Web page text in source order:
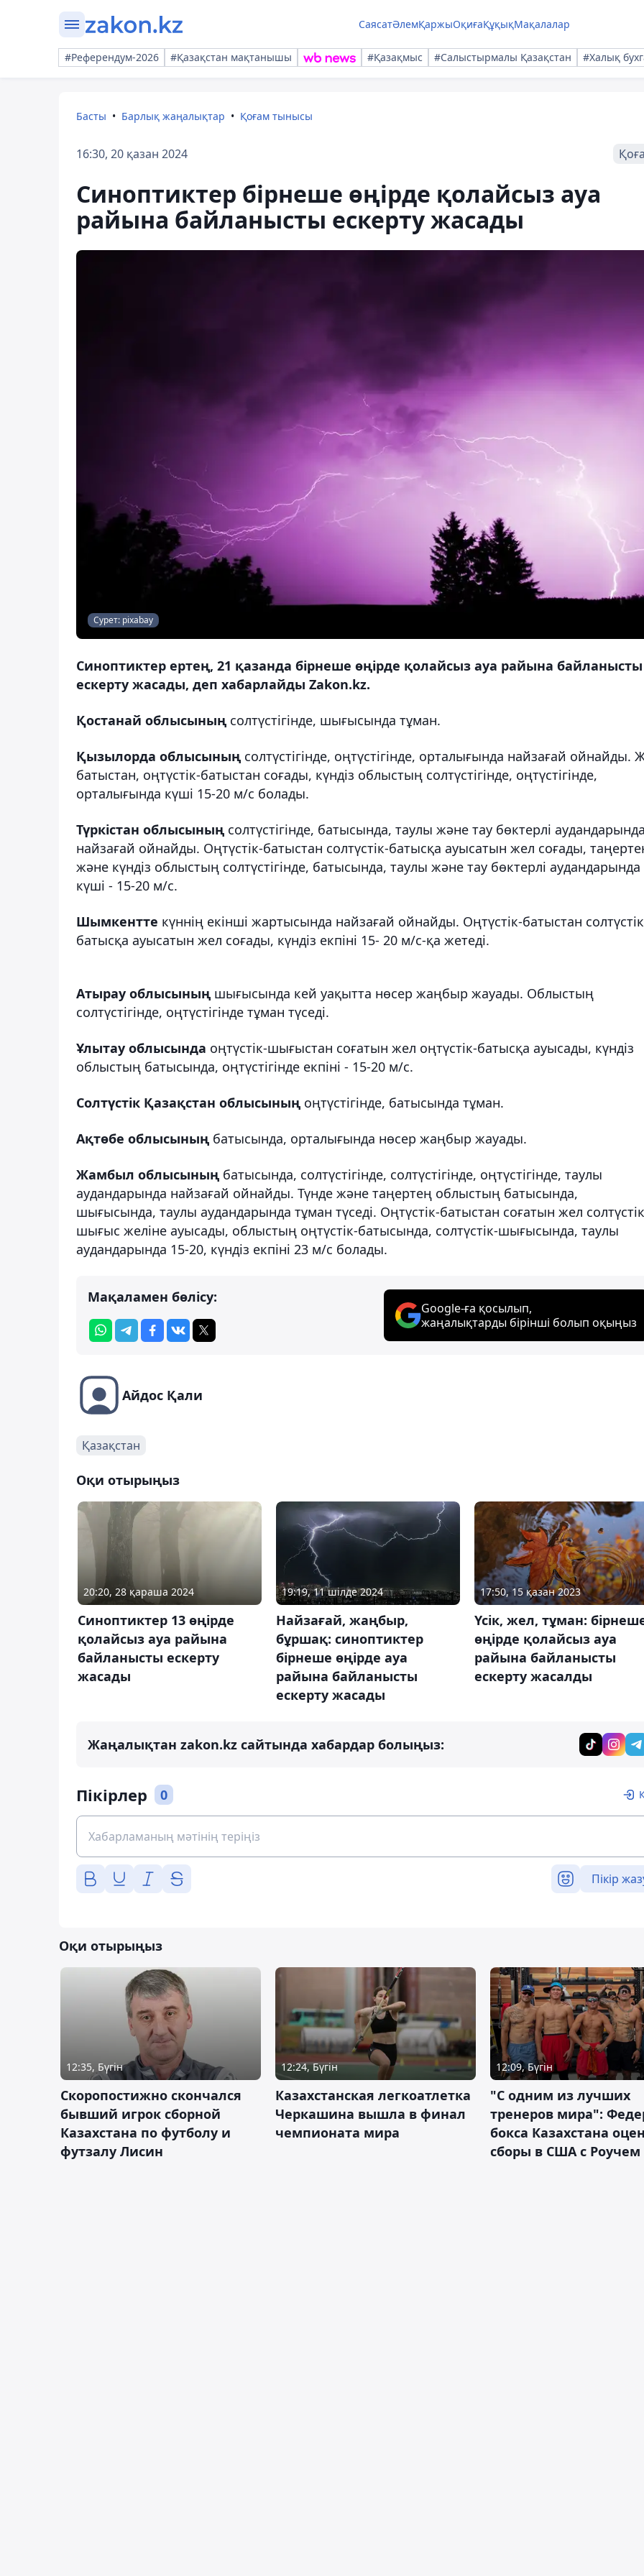
СаясатӘлемҚаржыОқиғаҚұқықМақалалар
#Референдум-2026 #Қазақстан мақтанышы #Қазақмыс #Салыстырмалы Қазақстан #Халық
Басты Барлық жаңалықтар Қоғам тынысы
16:30, 20 қазан 2024
Синоптиктер бірнеше өңірде қолайсыз ауа
райына байланысты ескерту жасады
Сурет: pixabay
Синоптиктер ертең, 21 қазанда бірнеше өңірде қолайсыз ауа райына байланысты
ескерту жасады, деп хабарлайды Zakon.kz.
Қостанай облысының солтүстігінде, шығысында тұман.
Қызылорда облысының солтүстігінде, оңтүстігінде, орталығында найзағай ойнайды.
батыстан, оңтүстік-батыстан соғады, күндіз облыстың солтүстігінде, оңтүстігінде,
орталығында күші 15-20 м/с болады.
Түркістан облысының солтүстігінде, батысында, таулы және тау бөктерлі
найзағай ойнайды. Оңтүстік-батыстан солтүстік-батысқа ауысатын жел соғады,
және күндіз облыстың солтүстігінде, батысында, таулы және тау бөктерлі аудандарында
күші - 15-20 м/с.
Шымкентте күннің екінші жартысында найзағай ойнайды. Оңтүстік-батыстан
батысқа ауысатын жел соғады, күндіз екпіні 15- 20 м/с-қа жетеді.
Атырау облысының шығысында кей уақытта нөсер жаңбыр жауады. Облыстың
солтүстігінде, оңтүстігінде тұман түседі.
Ұлытау облысында оңтүстік-шығыстан соғатын жел оңтүстік-батысқа ауысады, күндіз
облыстың батысында, оңтүстігінде екпіні - 15-20 м/с.
Солтүстік Қазақстан облысының оңтүстігінде, батысында тұман.
Ақтөбе облысының батысында, орталығында нөсер жаңбыр жауады.
Жамбыл облысының батысында, солтүстігінде, солтүстігінде, оңтүстігінде, таулы
аудандарында найзағай ойнайды. Түнде және таңертең облыстың батысында,
шығысында, таулы аудандарында тұман түседі. Оңтүстік-батыстан соғатын жел
шығыс желіне ауысады, облыстың оңтүстік-батысында, солтүстік-шығысында, таулы
аудандарында 15-20, күндіз екпіні 23 м/с болады.
Мақаламен бөлісу:
Google-ға қосылып,
жаңалықтарды бірінші болып оқыңыз
Айдос Қали
Қазақстан
Оқи отырыңыз
20:20, 28 қараша 2024
Синоптиктер 13 өңірде
қолайсыз ауа райына
байланысты ескерту
жасады
19:19, 11 шілде 2024
Найзағай, жаңбыр,
бұршақ: синоптиктер
бірнеше өңірде ауа
райына байланысты
ескерту жасады
17:50, 15 қазан 2023
Үсік, жел, тұман:
өңірде қолайсыз ауа
райына байланысты
ескерту жасалды
Жаңалықтан zakon.kz сайтында хабардар болыңыз:
Пікірлер 0
Пікір
Оқи отырыңыз
12:35, Бүгін
Скоропостижно скончался
бывший игрок сборной
Казахстана по футболу и
футзалу Лисин
12:24, Бүгін
Казахстанская легкоатлетка
Черкашина вышла в финал
чемпионата мира
12:09, Бүгін
"С одним из лучших
тренеров мира":
бокса Казахстана
сборы в США с Роучем